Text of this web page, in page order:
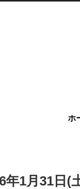
ホ
年1月31日